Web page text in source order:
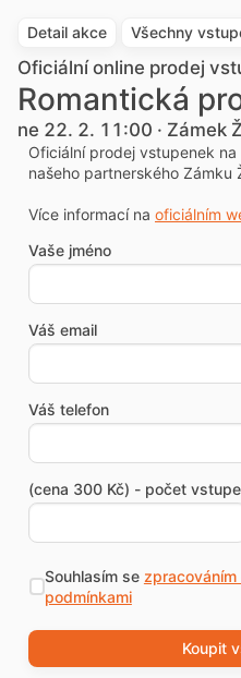
Detail akce Všechny
Oficiální online prodej
Romantická
ne 22. 2. 11:00 · Zámek
Oficiální prodej vstupenek
našeho partnerského Zámku
Více informací na oficiálním
Vaše jméno
Váš email
Váš telefon
(cena 300 Kč) - počet
Souhlasím se
podmínkami
Koupit